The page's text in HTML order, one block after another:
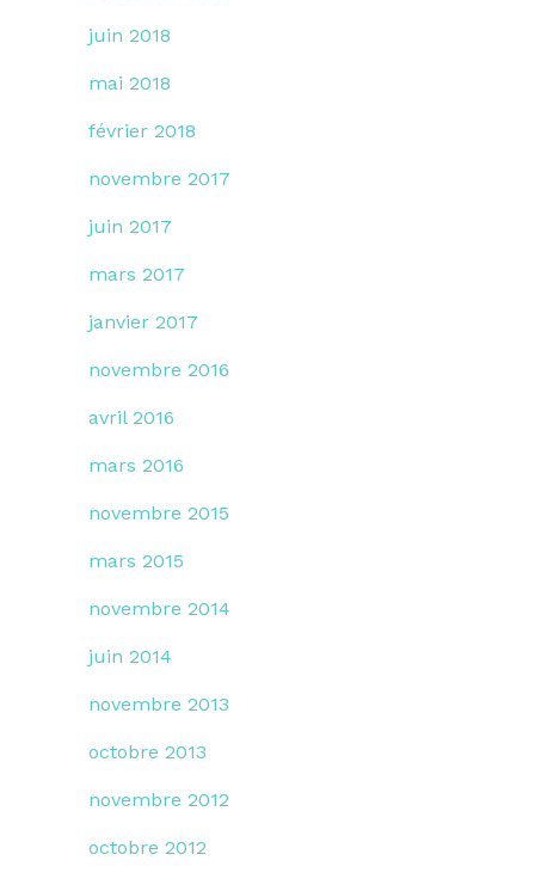
juin 2018
mai 2018
février 2018
novembre 2017
juin 2017
mars 2017
janvier 2017
novembre 2016
avril 2016
mars 2016
novembre 2015
mars 2015
novembre 2014
juin 2014
novembre 2013
octobre 2013
novembre 2012
octobre 2012